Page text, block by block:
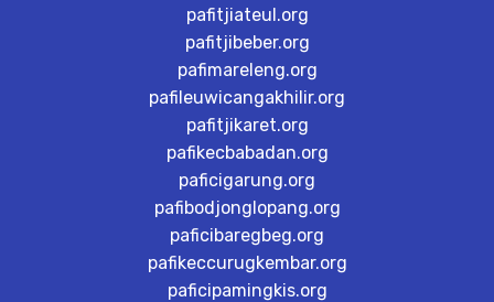
pafitjiateul.org
pafitjibeber.org
pafimareleng.org
pafileuwicangakhilir.org
pafitjikaret.org
pafikecbabadan.org
paficigarung.org
pafibodjonglopang.org
paficibaregbeg.org
pafikeccurugkembar.org
paficipamingkis.org